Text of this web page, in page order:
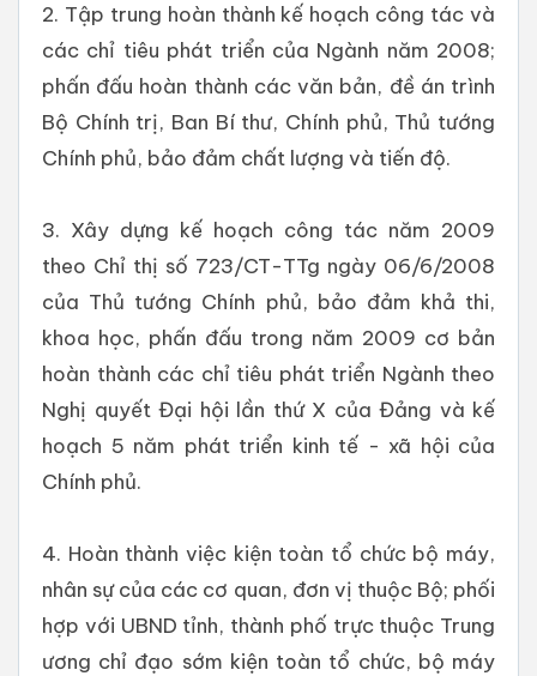
2. Tập trung hoàn thành kế hoạch công tác và
các chỉ tiêu phát triển của Ngành năm 2008;
phấn đấu hoàn thành các văn bản, đề án trình
Bộ Chính trị, Ban Bí thư, Chính phủ, Thủ tướng
Chính phủ, bảo đảm chất lượng và tiến độ.
3. Xây dựng kế hoạch công tác năm 2009
theo Chỉ thị số 723/CT-TTg ngày 06/6/2008
của Thủ tướng Chính phủ, bảo đảm khả thi,
khoa học, phấn đấu trong năm 2009 cơ bản
hoàn thành các chỉ tiêu phát triển Ngành theo
Nghị quyết Đại hội lần thứ X của Đảng và kế
hoạch 5 năm phát triển kinh tế - xã hội của
Chính phủ.
4. Hoàn thành việc kiện toàn tổ chức bộ máy,
nhân sự của các cơ quan, đơn vị thuộc Bộ; phối
hợp với UBND tỉnh, thành phố trực thuộc Trung
ương chỉ đạo sớm kiện toàn tổ chức, bộ máy